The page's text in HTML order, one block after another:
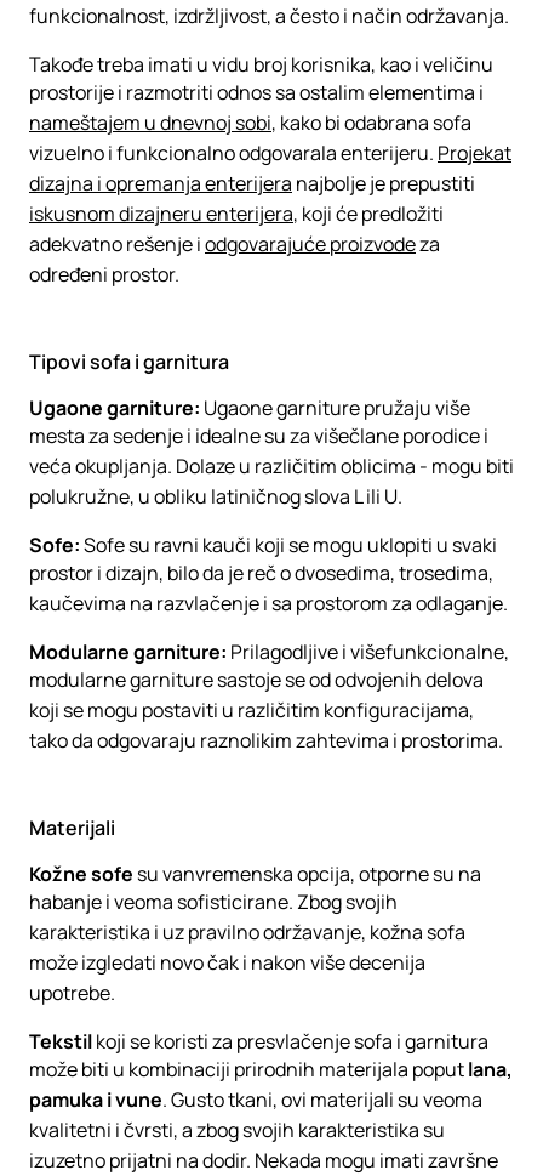
funkcionalnost, izdržljivost, a često i način održavanja.
Takođe treba imati u vidu broj korisnika, kao i veličinu
prostorije i razmotriti odnos sa ostalim elementima i
nameštajem u dnevnoj sobi, kako bi odabrana sofa
vizuelno i funkcionalno odgovarala enterijeru. Projekat
dizajna i opremanja enterijera najbolje je prepustiti
iskusnom dizajneru enterijera, koji će predložiti
adekvatno rešenje iodgovarajuće proizvodeza
određeni prostor.
Tipovi sofa i garnitura
Ugaone garniture: Ugaone garniture pružaju više
mesta za sedenje i idealne su za višečlane porodice i
veća okupljanja. Dolaze u različitim oblicima - mogu biti
polukružne, u obliku latiničnog slova L ili U.
Sofe:Sofe su ravni kauči koji se mogu uklopiti u svaki
prostor i dizajn, bilo da je reč o dvosedima, trosedima,
kaučevima na razvlačenje i sa prostorom za odlaganje.
Modularne garniture: Prilagodljive i višefunkcionalne,
modularne garniture sastoje se od odvojenih delova
koji se mogu postaviti u različitim konfiguracijama,
tako da odgovaraju raznolikim zahtevima i prostorima.
Materijali
Kožne sofe su vanvremenska opcija, otporne su na
habanje i veoma sofisticirane. Zbog svojih
karakteristika i uz pravilno održavanje, kožna sofa
može izgledati novo čak i nakon više decenija
upotrebe.
Tekstilkoji se koristi za presvlačenje sofa i garnitura
može biti u kombinaciji prirodnih materijala poputlana,
pamuka i vune. Gusto tkani, ovi materijali su veoma
kvalitetni i čvrsti, a zbog svojih karakteristika su
izuzetno prijatni na dodir. Nekada mogu imati završne